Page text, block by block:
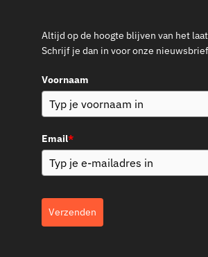
Altijd op de hoogte blijven van het
Schrijf je dan in voor onze
Voornaam
Email*
Verzenden